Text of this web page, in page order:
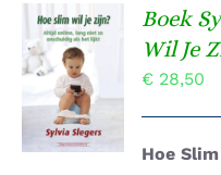
TOEVOEGEN
AAN
WINKELWAGEN
/
DETAILS
Boek
Wil Je
€ 28,50
Hoe